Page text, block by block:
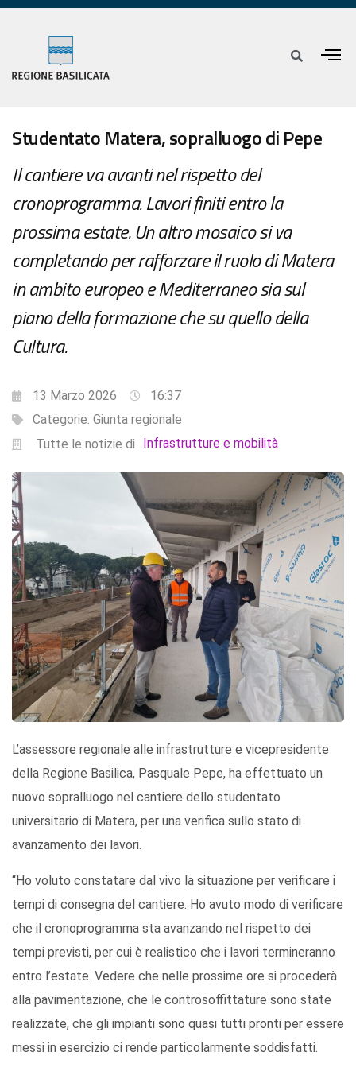
Studentato Matera, sopralluogo di Pepe
Il cantiere va avanti nel rispetto del
cronoprogramma. Lavori finiti entro la
prossima estate. Un altro mosaico si va
completando per rafforzare il ruolo di Matera
in ambito europeo e Mediterraneo sia sul
piano della formazione che su quello della
Cultura.
13 Marzo 2026
16:37
Categorie: Giunta regionale
Tutte le notizie di
Infrastrutture e mobilità
L’assessore regionale alle infrastrutture e vicepresidente
della Regione Basilica, Pasquale Pepe, ha effettuato un
nuovo sopralluogo nel cantiere dello studentato
universitario di Matera, per una verifica sullo stato di
avanzamento dei lavori.
“Ho voluto constatare dal vivo la situazione per verificare i
tempi di consegna del cantiere. Ho avuto modo di verificare
che il cronoprogramma sta avanzando nel rispetto dei
tempi previsti, per cui è realistico che i lavori termineranno
entro l’estate. Vedere che nelle prossime ore si procederà
alla pavimentazione, che le controsoffittature sono state
realizzate, che gli impianti sono quasi tutti pronti per essere
messi in esercizio ci rende particolarmente soddisfatti.